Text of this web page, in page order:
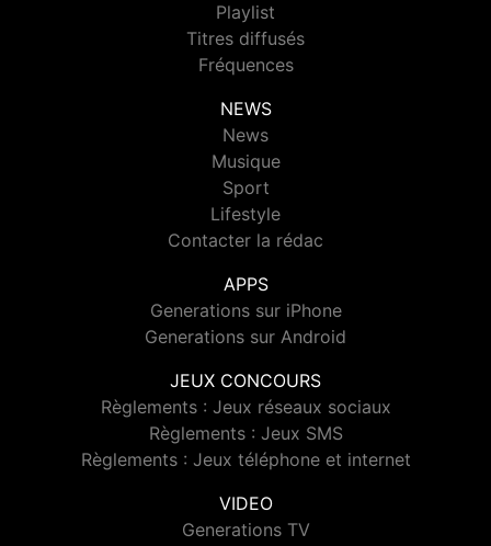
Playlist
Titres diffusés
Fréquences
NEWS
News
Musique
Sport
Lifestyle
Contacter la rédac
APPS
Generations sur iPhone
Generations sur Android
JEUX CONCOURS
Règlements : Jeux réseaux sociaux
Règlements : Jeux SMS
Règlements : Jeux téléphone et internet
VIDEO
Generations TV